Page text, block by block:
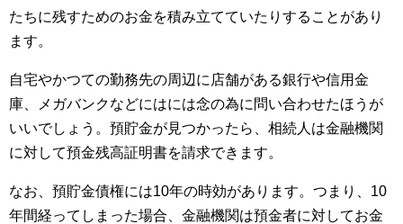
たちに残すためのお金を積み立てていたりすることがあり
ます。
自宅やかつての勤務先の周辺に店舗がある銀行や信用金
庫、メガバンクなどにはには念の為に問い合わせたほうが
いいでしょう。預貯金が見つかったら、相続人は金融機関
に対して預金残高証明書を請求できます。
なお、預貯金債権には10年の時効があります。つまり、10
年間経ってしまった場合、金融機関は預金者に対してお金